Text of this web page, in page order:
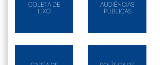
COLETA DE
LIXO
AUDIÊNCIAS
PÚBLICAS